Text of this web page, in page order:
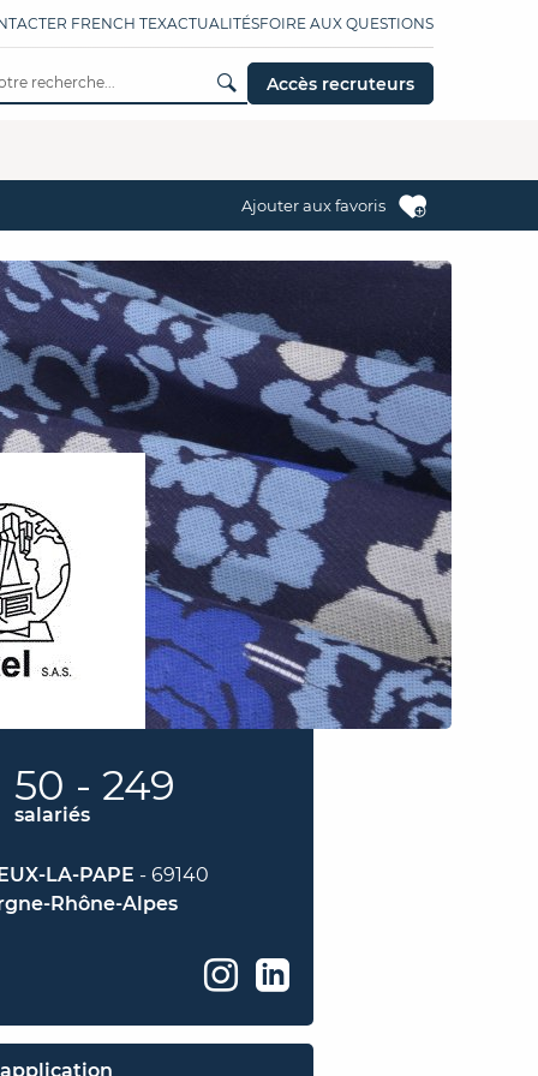
FRENCH TEXACTUALITÉSFOIRE AUX QUESTIONS
Accès recruteurs
Ajouter aux favoris
50 - 249
salariés
LA-PAPE - 69140
Rhône-Alpes